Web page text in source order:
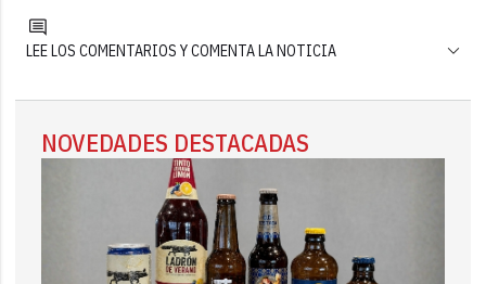
LEE LOS COMENTARIOS Y COMENTA LA NOTICIA
NOVEDADES DESTACADAS